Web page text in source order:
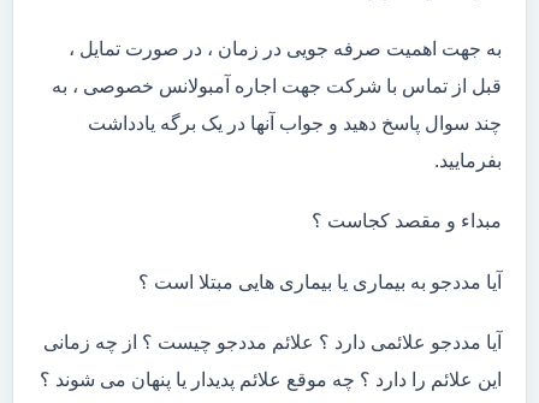
به جهت اهمیت صرفه جویی در زمان ، در صورت تمایل ،
قبل از تماس با شرکت جهت اجاره آمبولانس خصوصی ، به
چند سوال پاسخ دهید و جواب آنها در یک برگه یادداشت
بفرمایید.
مبداء و مقصد کجاست ؟
آیا مددجو به بیماری یا بیماری هایی مبتلا است ؟
آیا مددجو علائمی دارد ؟ علائم مددجو چیست ؟ از چه زمانی
این علائم را دارد ؟ چه موقع علائم پدیدار یا پنهان می شوند ؟